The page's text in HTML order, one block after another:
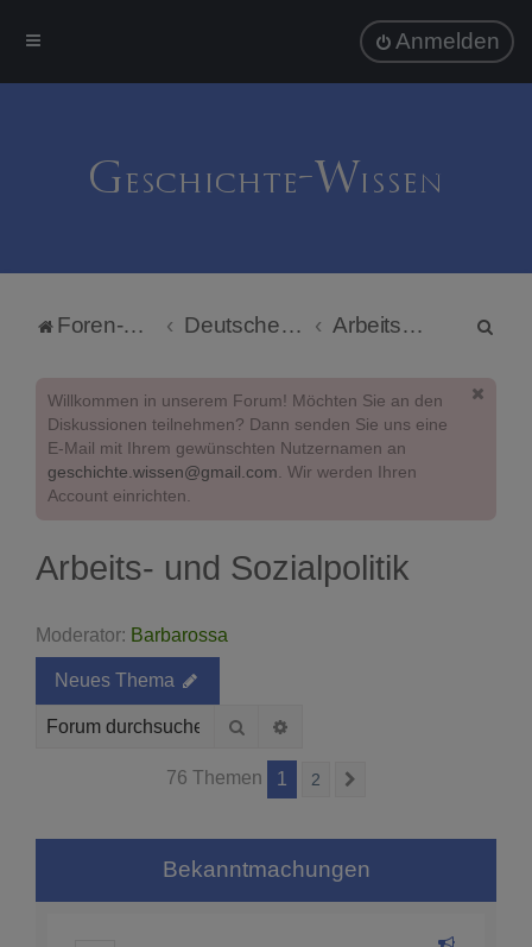
Anmelden
Foren-Übersicht Deutsche Politik Arbeits- und Sozialpolitik
Willkommen in unserem Forum! Möchten Sie an den
Diskussionen teilnehmen? Dann senden Sie uns eine
E-Mail mit Ihrem gewünschten Nutzernamen an
geschichte.wissen@gmail.com. Wir werden Ihren
Account einrichten.
Arbeits- und Sozialpolitik
Moderator: Barbarossa
Neues Thema
Suche
76 Themen 1 2
Bekanntmachungen